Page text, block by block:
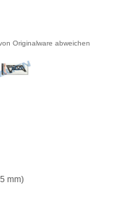
Originalware abweichen
mm)